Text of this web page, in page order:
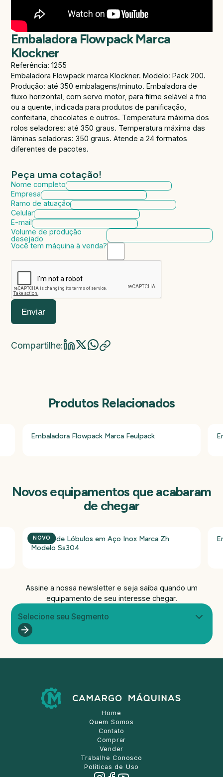
Embaladora Flowpack Marca
Klockner
Referência: 1255
Embaladora Flowpack marca Klockner. Modelo: Pack 200.
Produção: até 350 embalagens/minuto. Embaladora de
fluxo horizontal, com servo motor, para filme selável a frio
ou a quente, indicada para produtos de panificação,
confeitaria, chocolates e outros. Temperatura máxima dos
rolos seladores: até 350 graus. Temperatura máxima das
lâminas seladoras: 350 graus. Atende a 24 formatos
diferentes de pacotes.
Peça uma cotação!
Nome completo
Empresa
Ramo de atuação
Celular
E-mail
Volume de produção
desejado
Você tem máquina à venda?
Marca da máquina
Modelo da máquina
Ano de fabricação
Valor da máquina
Enviar
Compartilhe:
Produtos Relacionados
Embaladora Flowpack Marca Feulpack
Novos equipamentos que acabaram
de chegar
NOVO
Bomba de Lóbulos em Aço Inox Marca Zh
Modelo Ss304
Assine a nossa newsletter e seja saiba quando um
equipamento de seu interesse chegar.
Selecione seu Segmento
Home
Quem Somos
Contato
Comprar
Vender
Trabalhe Conosco
Políticas de Uso